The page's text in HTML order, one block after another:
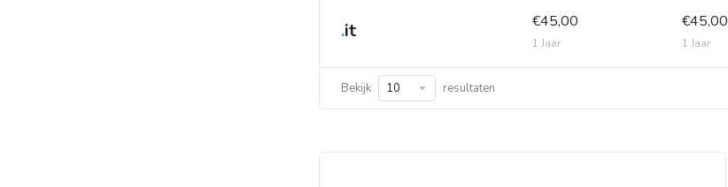
.it €45,00
1 Jaar
€45,00
1 Jaar
Bekijk resultaten